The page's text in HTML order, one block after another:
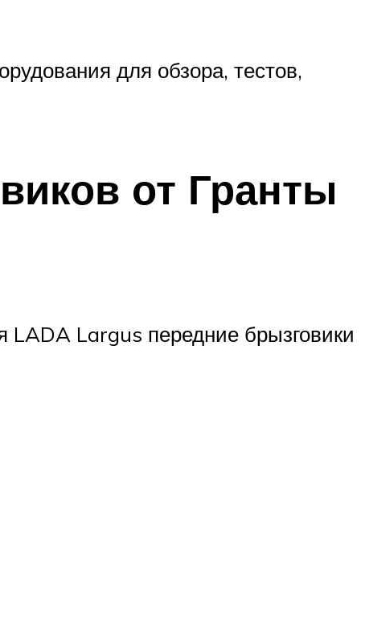
для обзора, тестов,
от Гранты
LADA Largus передние брызговики